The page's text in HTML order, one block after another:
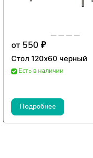
от 550 ₽
Стол 120х60 черный
Есть в наличии
Подробнее